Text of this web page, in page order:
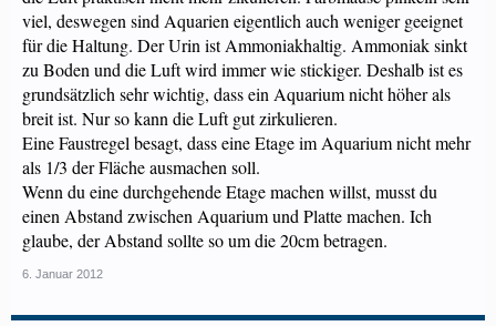
viel, deswegen sind Aquarien eigentlich auch weniger geeignet
für die Haltung. Der Urin ist Ammoniakhaltig. Ammoniak sinkt
zu Boden und die Luft wird immer wie stickiger. Deshalb ist es
grundsätzlich sehr wichtig, dass ein Aquarium nicht höher als
breit ist. Nur so kann die Luft gut zirkulieren.
Eine Faustregel besagt, dass eine Etage im Aquarium nicht mehr
als 1/3 der Fläche ausmachen soll.
Wenn du eine durchgehende Etage machen willst, musst du
einen Abstand zwischen Aquarium und Platte machen. Ich
glaube, der Abstand sollte so um die 20cm betragen.
6. Januar 2012